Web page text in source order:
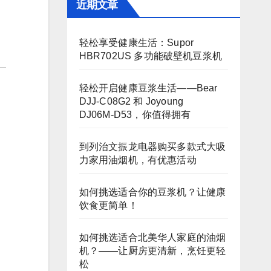
近期文章
轻松享受健康生活：Supor
HBR702US 多功能破壁机豆浆机
轻松开启健康豆浆生活——Bear
DJJ‑C08G2 和 Joyoung
DJ06M‑D53，你值得拥有
到列治文振龙电器购买多款式大吸
力家用油烟机，有优惠活动
如何挑选适合你的豆浆机？让健康
饮食更简单！
如何挑选适合北美华人家庭的油烟
机？——让厨房更清新，烹饪更轻
松